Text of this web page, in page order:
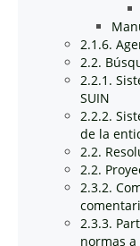
2.1.6.
2.2.
2.2.1.
SUIN
2.2.2.
de la
2.2.
2.2.
2.3.2.
2.3.3.
normas a